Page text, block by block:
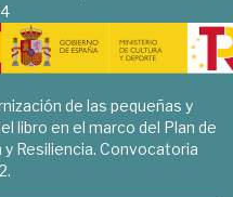
de las pequeñas y
libro en el marco del Plan de
Resiliencia. Convocatoria